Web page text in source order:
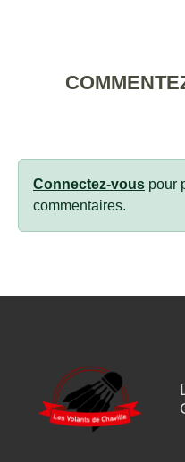
Connectez-vous pour
commentaires.